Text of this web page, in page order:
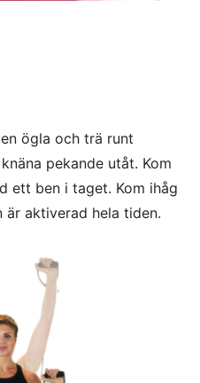
ögla och trä runt
pekande utåt. Kom
ett ben i taget. Kom ihåg
aktiverad hela tiden.